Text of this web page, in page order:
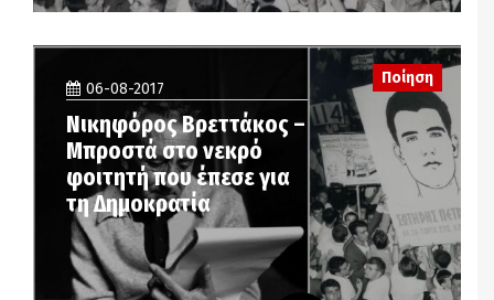
06-08-2017
Νικηφόρος Βρεττάκος –
Μπροστά στο νεκρό
φοιτητή που έπεσε για
τη Δημοκρατία
Ποίηση